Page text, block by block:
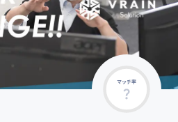
マッチ率